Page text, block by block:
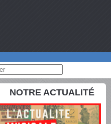
NOTRE ACTUALITÉ